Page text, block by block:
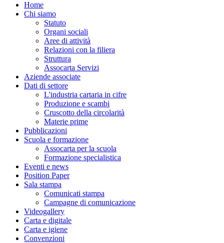
Home
Chi siamo
Statuto
Organi sociali
Aree di attività
Relazioni con la filiera
Struttura
Assocarta Servizi
Aziende associate
Dati di settore
L'industria cartaria in cifre
Produzione e scambi
Cruscotto della circolarità
Materie prime
Pubblicazioni
Scuola e formazione
Assocarta per la scuola
Formazione specialistica
Eventi e news
Position Paper
Sala stampa
Comunicati stampa
Campagne di comunicazione
Videogallery
Carta e digitale
Carta e igiene
Convenzioni